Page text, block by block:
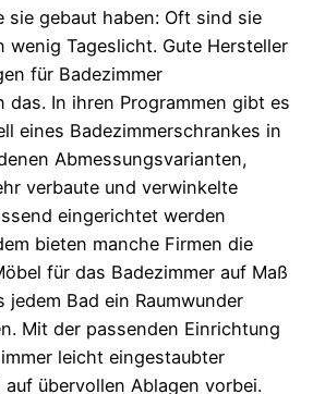
sie gebaut haben: Oft sind sie
wenig Tageslicht. Gute Hersteller
für Badezimmer
das. In ihren Programmen gibt es
eines Badezimmerschrankes in
Abmessungsvarianten,
verbaute und verwinkelte
eingerichtet werden
bieten manche Firmen die
für das Badezimmer auf Maß
jedem Bad ein Raumwunder
Mit der passenden Einrichtung
leicht eingestaubter
übervollen Ablagen vorbei.